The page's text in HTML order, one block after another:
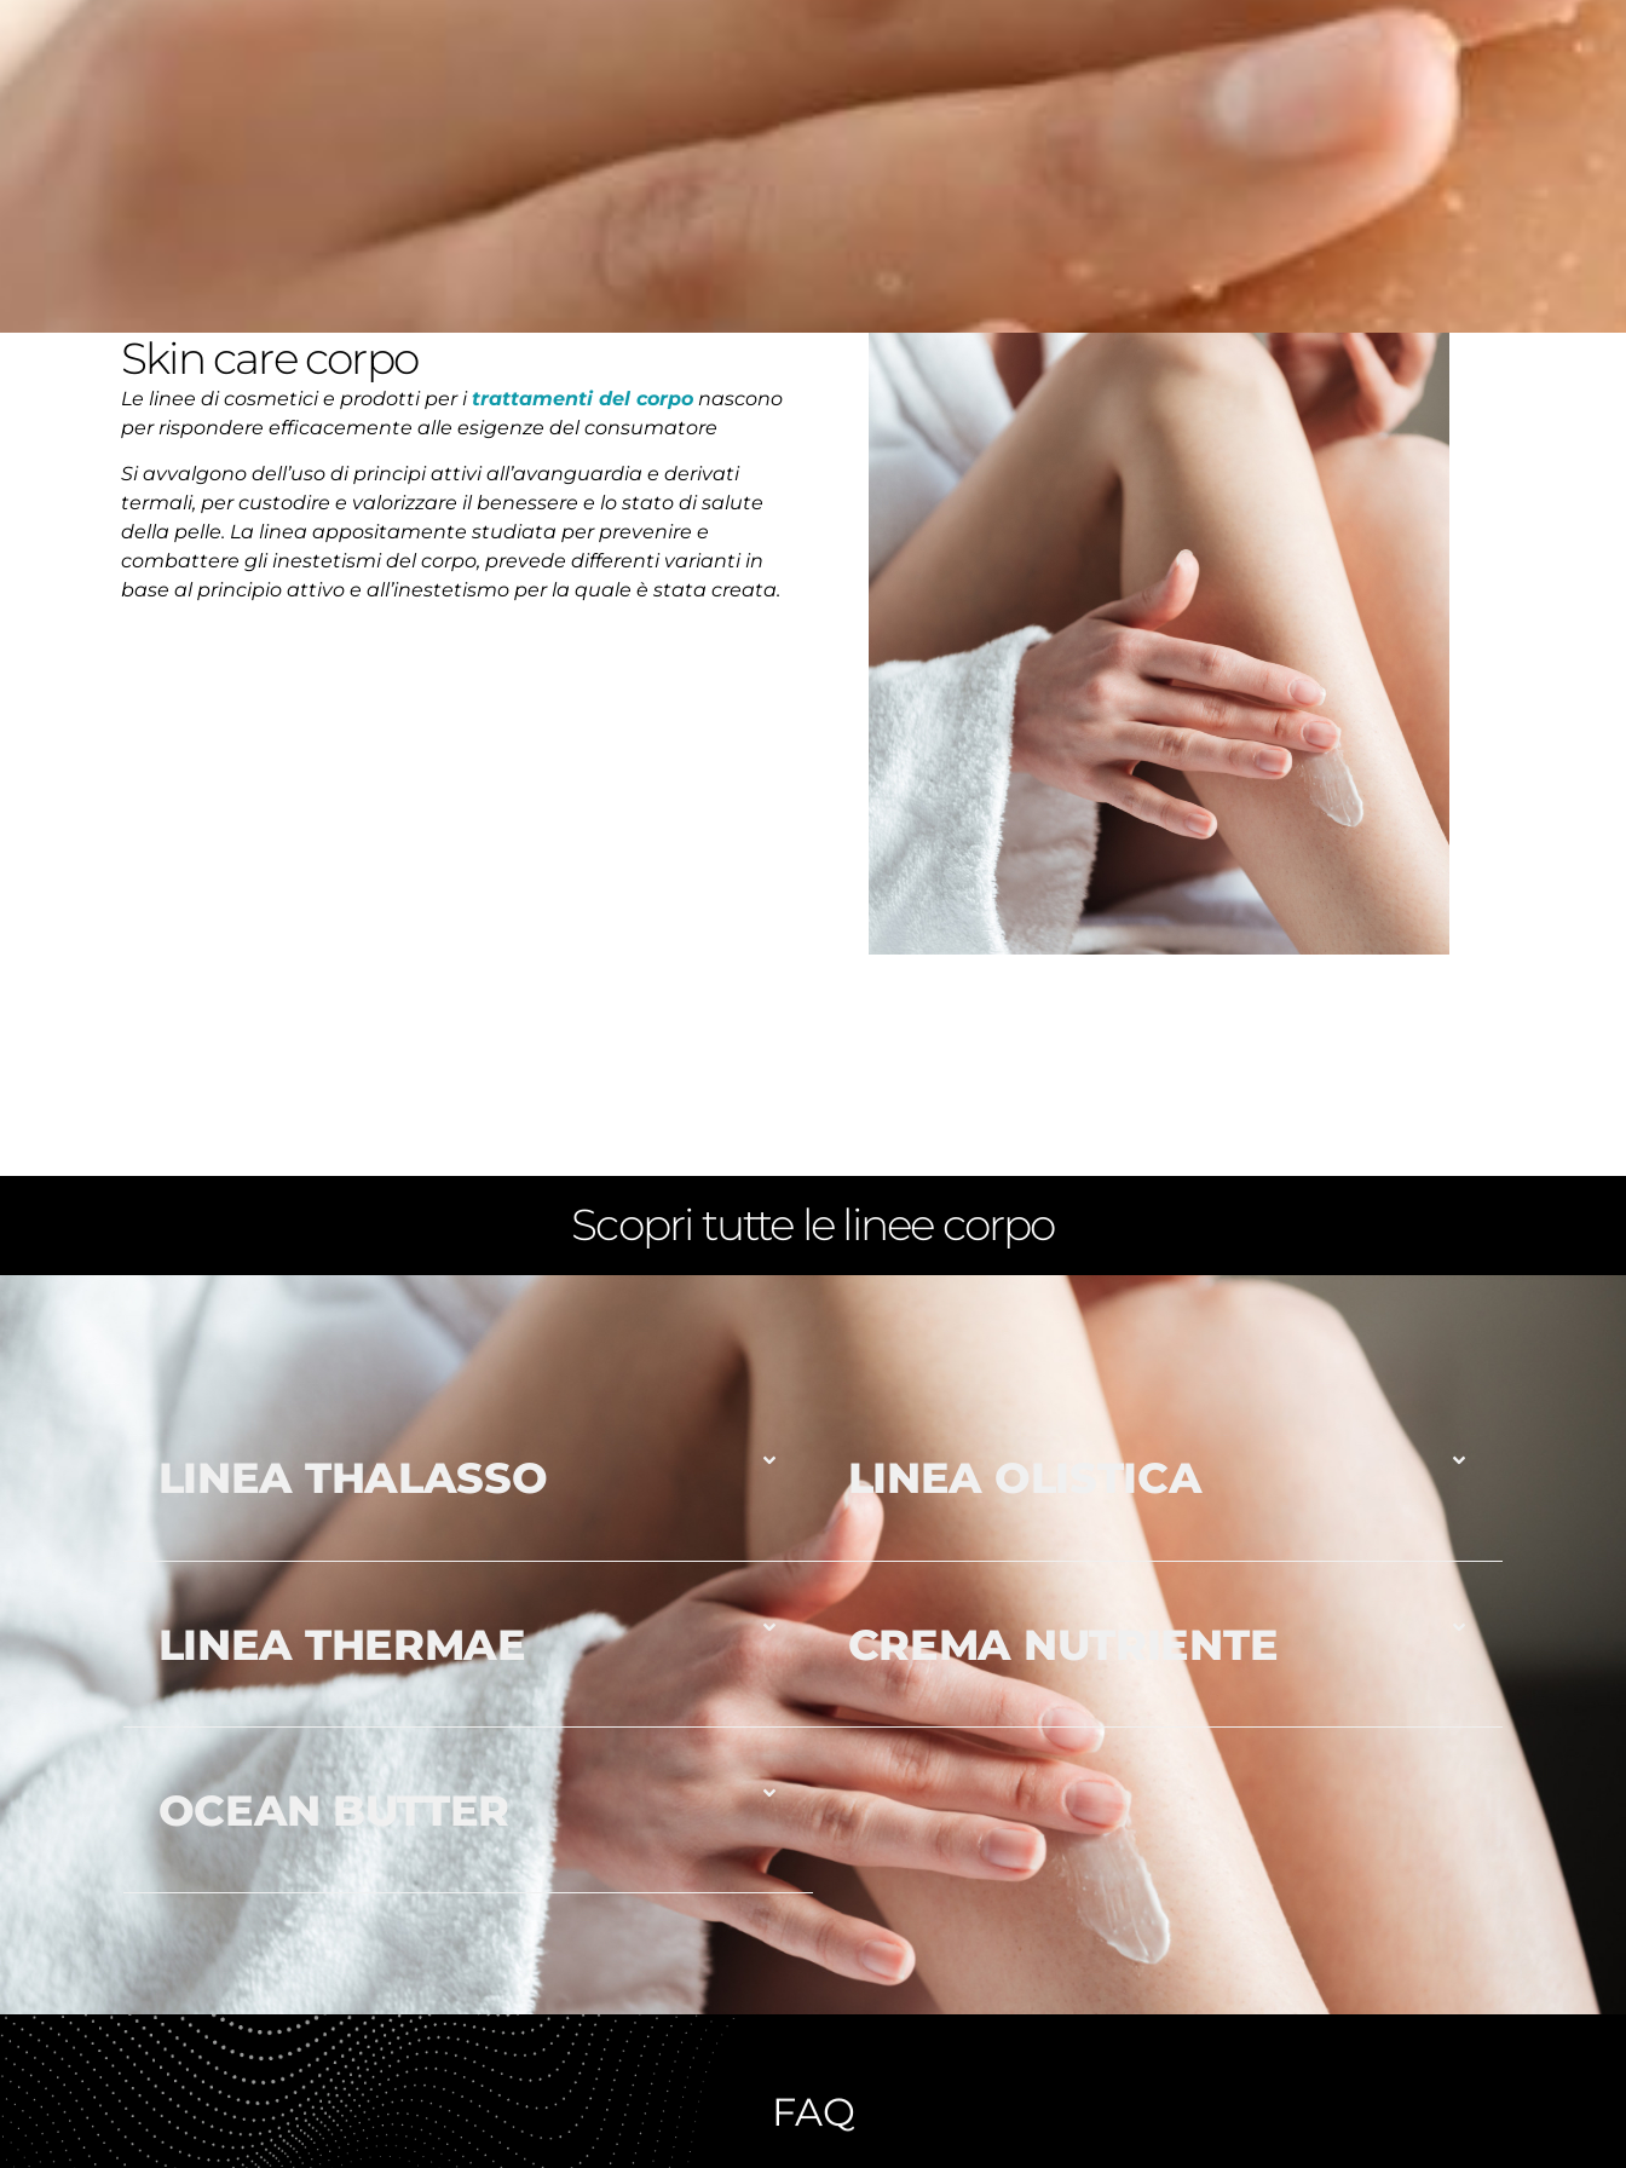
Skin care corpo
Le linee di cosmetici e prodotti per itrattamenti del corpo nascono
per rispondere efficacemente alle esigenze del consumatore
Si avvalgono dell’uso di principi attivi all’avanguardia e derivati
termali, per custodire e valorizzare il benessere e lo stato di salute
della pelle. La linea appositamente studiata per prevenire e
combattere gli inestetismi del corpo, prevede differenti varianti in
base al principio attivo e all’inestetismo per la quale è stata creata.
Scopri tutte le linee corpo
LINEA THALASSO LINEA OLISTICA
LINEA THERMAE CREMA NUTRIENTE
OCEAN BUTTER
FAQ